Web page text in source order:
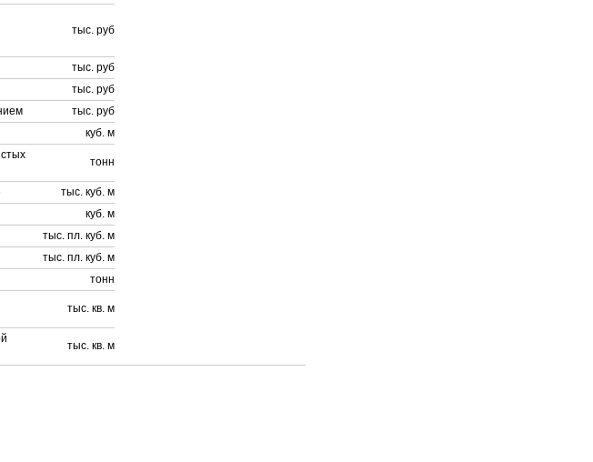
тыс. руб
тыс. руб
тыс. руб
тыс. руб
куб. м
тонн
тыс. куб. м
куб. м
тыс. пл. куб. м
тыс. пл. куб. м
тонн
тыс. кв. м
тыс. кв. м